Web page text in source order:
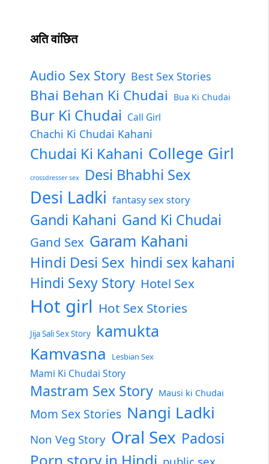
अति वांछित
Audio Sex Story Best Sex Stories
Bhai Behan Ki Chudai Bua Ki Chudai
Bur Ki Chudai Call Girl
Chachi Ki Chudai Kahani
Chudai Ki Kahani College Girl
crossdresser sex Desi Bhabhi Sex
Desi Ladki fantasy sex story
Gandi Kahani Gand Ki Chudai
Gand Sex Garam Kahani
Hindi Desi Sex hindi sex kahani
Hindi Sexy Story Hotel Sex
Hot girl Hot Sex Stories
Jija Sali Sex Story kamukta
Kamvasna Lesbian Sex
Mami Ki Chudai Story
Mastram Sex Story Mausi ki Chudai
Mom Sex Stories Nangi Ladki
Non Veg Story Oral Sex Padosi
Porn story in Hindi public sex